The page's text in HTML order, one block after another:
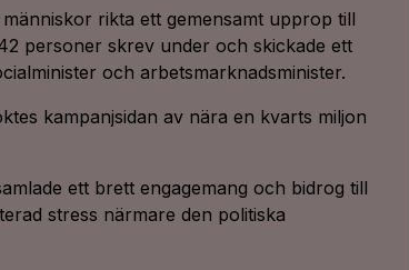
rikta ett gemensamt upprop till
personer skrev under och skickade ett
och arbetsmarknadsminister.
kampanjsidan av nära en kvarts miljon
ett brett engagemang och bidrog till
stress närmare den politiska